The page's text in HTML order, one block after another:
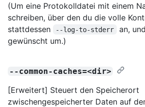
(Um eine Protokolldatei mit einem
schreiben, über den du die volle
stattdessen
--log-to-stderr
an,
gewünscht um.)
--common-caches=<dir>
[Erweitert] Steuert den Speicherort
zwischengespeicherter Daten auf